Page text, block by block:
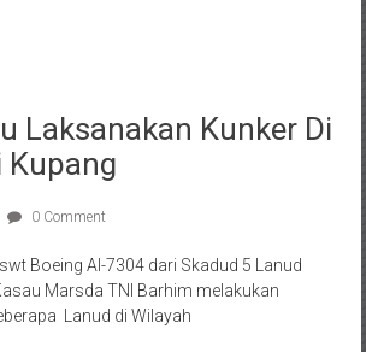
Laksanakan Kunker Di
Kupang
0 Comment
Boeing AI-7304 dari Skadud 5 Lanud
Marsda TNI Barhim melakukan
Lanud di Wilayah